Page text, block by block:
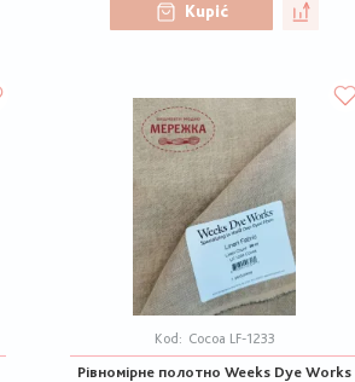
Kupić
Kod: Cocoa LF-1233
Рівномірне полотно Weeks Dye Works